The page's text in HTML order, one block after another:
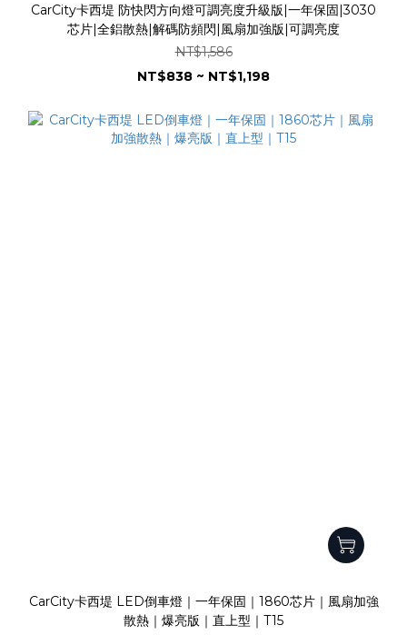
CarCity卡西堤 防快閃方向燈可調亮度升級版|一年保固|3030
芯片|全鋁散熱|解碼防頻閃|風扇加強版|可調亮度
NT$1,586
NT$838 ~ NT$1,198
CarCity卡西堤 LED倒車燈｜一年保固｜1860芯片｜風扇加強
散熱｜爆亮版｜直上型｜T15